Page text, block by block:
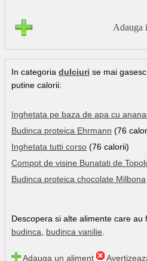
Adauga
In categoria dulciuri se mai
putine calorii:
Inghetata pe baza de apa cu
Budinca proteica Ehrmann (76
Inghetata tutti corso (76 calorii)
Compot de visine Bunatati de
Budinca proteica chocolate Milbona
Descopera si alte alimente care au
budinca
budinca vanilie
Adauga un aliment